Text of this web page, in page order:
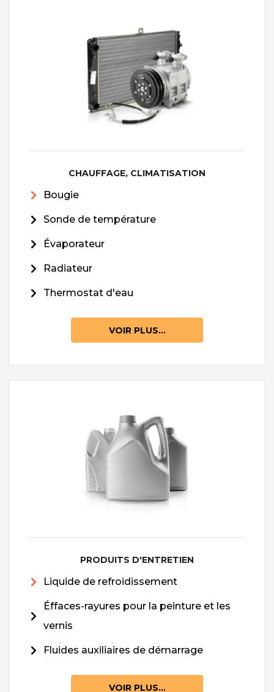
CHAUFFAGE, CLIMATISATION
Bougie
Sonde de température
Évaporateur
Radiateur
Thermostat d'eau
VOIR PLUS...
PRODUITS D'ENTRETIEN
Liquide de refroidissement
Éffaces-rayures pour la peinture et les
vernis
Fluides auxiliaires de démarrage
VOIR PLUS...